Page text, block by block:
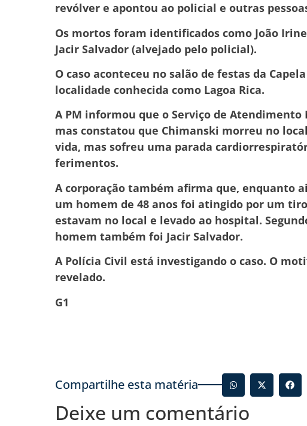
revólver e apontou ao policial e outras
Os mortos foram identificados como João
Jacir Salvador (alvejado pelo policial).
O caso aconteceu no salão de festas da
localidade conhecida como Lagoa Rica.
A PM informou que o Serviço de
mas constatou que Chimanski morreu no
vida, mas sofreu uma parada
ferimentos.
A corporação também afirma que, enquanto
um homem de 48 anos foi atingido por um
estavam no local e levado ao hospital.
homem também foi Jacir Salvador.
A Polícia Civil está investigando o caso. O
revelado.
G1
Compartilhe esta matéria
Deixe um comentário